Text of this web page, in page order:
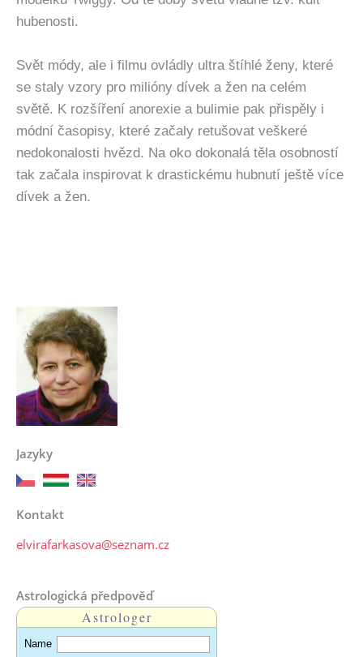
hubenosti.
Svět módy, ale i filmu ovládly ultra štíhlé ženy, které
se staly vzory pro milióny dívek a žen na celém
světě. K rozšíření anorexie a bulimie pak přispěly i
módní časopisy, které začaly retušovat veškeré
nedokonalosti hvězd. Na oko dokonalá těla osobností
tak začala inspirovat k drastickému hubnutí ještě více
dívek a žen.
Jazyky
Kontakt
elvirafarkasova@seznam.cz
Astrologická předpověď